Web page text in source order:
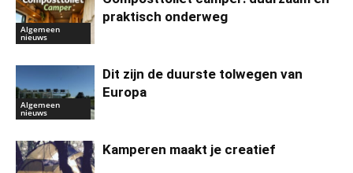
Algemeen
nieuws
praktisch onderweg
Algemeen
nieuws
Dit zijn de duurste tolwegen van
Europa
Kamperen maakt je creatief